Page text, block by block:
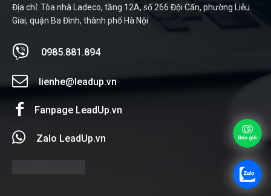
Địa chỉ: Tòa nhà Ladeco, tầng 12A, số 266 Đội Cấn, phường Liễu
Giai, quận Ba Đình, thành phố Hà Nội
0985.881.894
lienhe@leadup.vn
Fanpage LeadUp.vn
Zalo LeadUp.vn